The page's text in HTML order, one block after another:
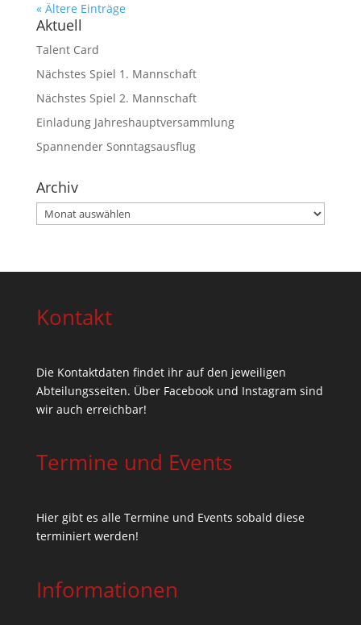
« Ältere Einträge
Aktuell
Talent Card
Nächstes Spiel 1. Mannschaft
Nächstes Spiel 2. Mannschaft
Einladung Jahreshauptversammlung
Spannender Sonntagsausflug
Archiv
Archiv
Kontakt
Die Kontaktdaten findet ihr auf den jeweiligen
Abteilungsseiten. Über Facebook und Instagram sind
wir auch erreichbar!
Termine und Events
Hier gibt es alle Termine und Events sobald diese
terminiert werden!
Informationen